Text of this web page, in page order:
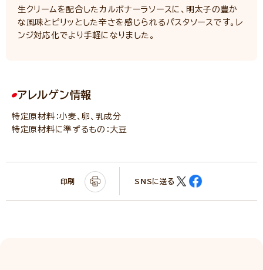
生クリームを配合したカルボナーラソースに、明太子の豊か
な風味とピリッとした辛さを感じられるパスタソースです。レ
ンジ対応化でより手軽になりました。
アレルゲン情報
特定原材料：小麦、卵、乳成分
特定原材料に準ずるもの：大豆
印刷 SNSに送る